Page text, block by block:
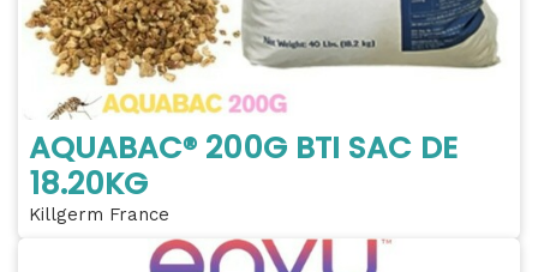
AQUABAC® 200G BTI SAC DE
18.20KG
Killgerm France